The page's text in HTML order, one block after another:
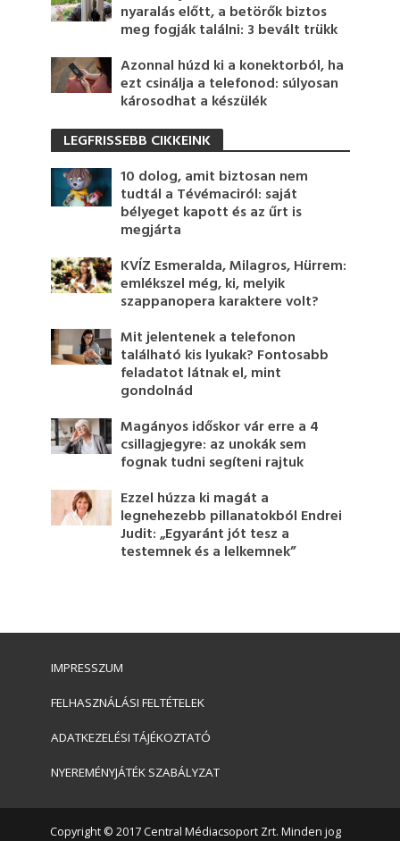
nyaralás előtt, a betörők biztos
meg fogják találni: 3 bevált trükk
Azonnal húzd ki a konektorból, ha
ezt csinálja a telefonod: súlyosan
károsodhat a készülék
LEGFRISSEBB CIKKEINK
10 dolog, amit biztosan nem
tudtál a Tévémaciról: saját
bélyeget kapott és az űrt is
megjárta
KVÍZ Esmeralda, Milagros, Hürrem:
emlékszel még, ki, melyik
szappanopera karaktere volt?
Mit jelentenek a telefonon
található kis lyukak? Fontosabb
feladatot látnak el, mint
gondolnád
Magányos időskor vár erre a 4
csillagjegyre: az unokák sem
fognak tudni segíteni rajtuk
Ezzel húzza ki magát a
legnehezebb pillanatokból Endrei
Judit: „Egyaránt jót tesz a
testemnek és a lelkemnek”
IMPRESSZUM
FELHASZNÁLÁSI FELTÉTELEK
ADATKEZELÉSI TÁJÉKOZTATÓ
NYEREMÉNYJÁTÉK SZABÁLYZAT
Copyright © 2017 Central Médiacsoport Zrt. Minden jog